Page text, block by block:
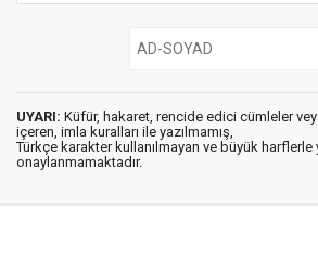
UYARI: Küfür, hakaret, rencide edici cümleler
içeren, imla kuralları ile yazılmamış,
Türkçe karakter kullanılmayan ve büyük harflerle
onaylanmamaktadır.